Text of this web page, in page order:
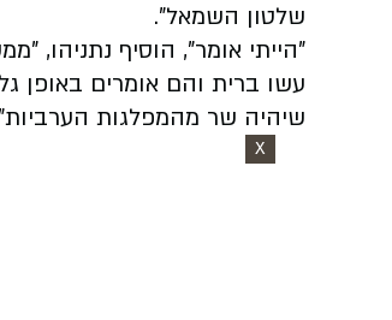
שלטון השמאל".
"הייתי אומר", הוסיף נתניהו,
עשו ברית והם אומרים באופן
שיהיה שר מהמפלגות
X